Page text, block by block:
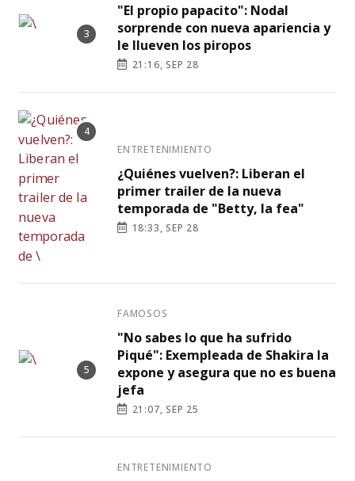
"El propio papacito": Nodal
sorprende con nueva apariencia y
le llueven los piropos
21:16, SEP 28
ENTRETENIMIENTO
¿Quiénes vuelven?: Liberan el
primer trailer de la nueva
temporada de "Betty, la fea"
18:33, SEP 28
FAMOSOS
"No sabes lo que ha sufrido
Piqué": Exempleada de Shakira la
expone y asegura que no es buena
jefa
21:07, SEP 25
ENTRETENIMIENTO